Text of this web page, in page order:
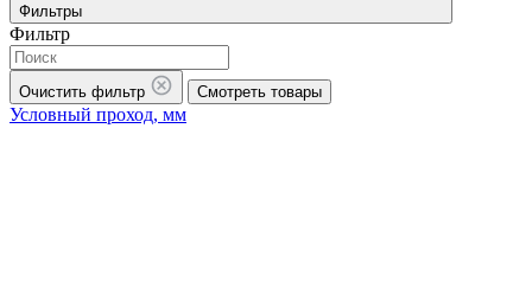
Фильтры
Фильтр
Очистить фильтр Смотреть товары
Условный проход, мм